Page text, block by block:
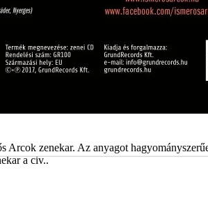
zenekar. Az anyagot
a civ..